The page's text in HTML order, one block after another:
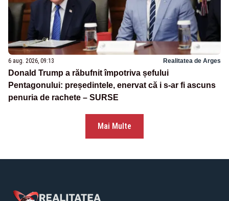
6 aug. 2026, 09:13 Realitatea de Arges
Donald Trump a răbufnit împotriva șefului
Pentagonului: președintele, enervat că i s-ar fi ascuns
penuria de rachete – SURSE
Mai Multe